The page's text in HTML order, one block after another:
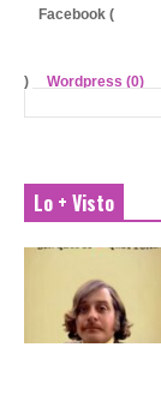
Facebook (
) Wordpress (0)
Lo + Visto